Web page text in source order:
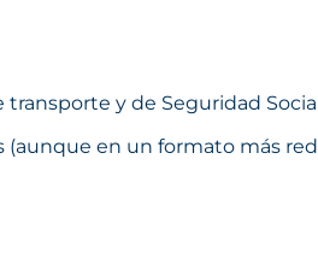
y de Seguridad
en un formato más